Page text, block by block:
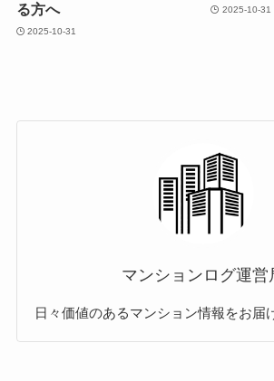
る方へ
2025-10-31
2025-10-31
マンションログ運営
日々価値のあるマンション情報をお届